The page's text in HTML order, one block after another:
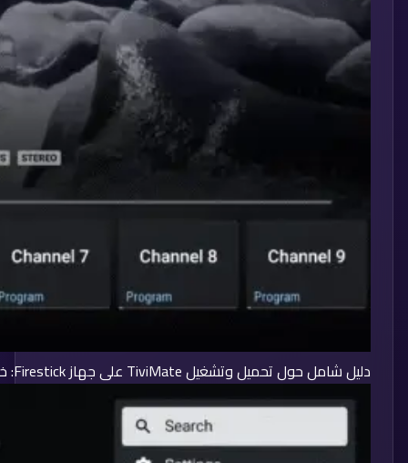
دليل شامل حول تحميل وتشغيل TiviMate على جهاز Firestick: خطوة بخطوة